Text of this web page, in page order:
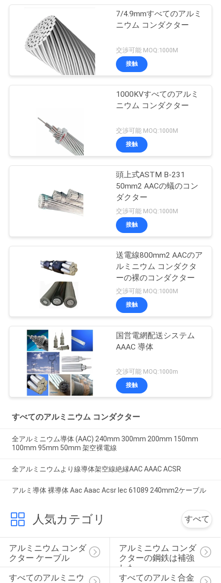
7/4.9mmすべてのアルミ
ニウム コンダクター
交渉可能 MOQ:1000M
接触
1000KVすべてのアルミ
ニウム コンダクター
交渉可能 MOQ:1000M
接触
頭上式ASTM B-231
50mm2 AACの蟻のコン
ダクター
交渉可能 MOQ:1000M
接触
送電線800mm2 AACのア
ルミニウム コンダクタ
ーの裸のコンダクター
交渉可能 MOQ:1000M
接触
国営電網配送システム
AAAC 導体
交渉可能 MOQ:1000m
接触
すべてのアルミニウム コンダクター
全アルミニウム導体 (AAC) 240mm 300mm 200mm 150mm
100mm 95mm 50mm 架空裸電線
全アルミニウムより線導体架空線絶縁AAC AAAC ACSR
アルミ導体 裸導体 Aac Aaac Acsr Iec 61089 240mm2ケーブル
人気カテゴリ すべて
アルミニウム コンダ
クター ケーブル
アルミニウム コンダ
クターの鋼鉄は補強
した
すべてのアルミニウ
すべてのアルミ合金